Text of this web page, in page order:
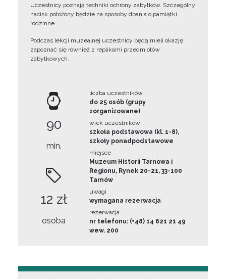
Uczestnicy poznają techniki ochrony zabytków. Szczególny
nacisk położony będzie na sposoby dbania o pamiątki
rodzinne.
Podczas lekcji muzealnej uczestnicy będą mieli okazję
zapoznać się również z replikami przedmiotów
zabytkowych.
90
min.
12 zł
osoba
liczba uczestników
do 25 osób (grupy
zorganizowane)
wiek uczestników
szkoła podstawowa (kl. 1-8),
szkoły ponadpodstawowe
miejsce
Muzeum Historii Tarnowa i
Regionu, Rynek 20-21, 33-100
Tarnów
uwagi
wymagana rezerwacja
rezerwacja
nr telefonu: (+48) 14 621 21 49
wew. 200